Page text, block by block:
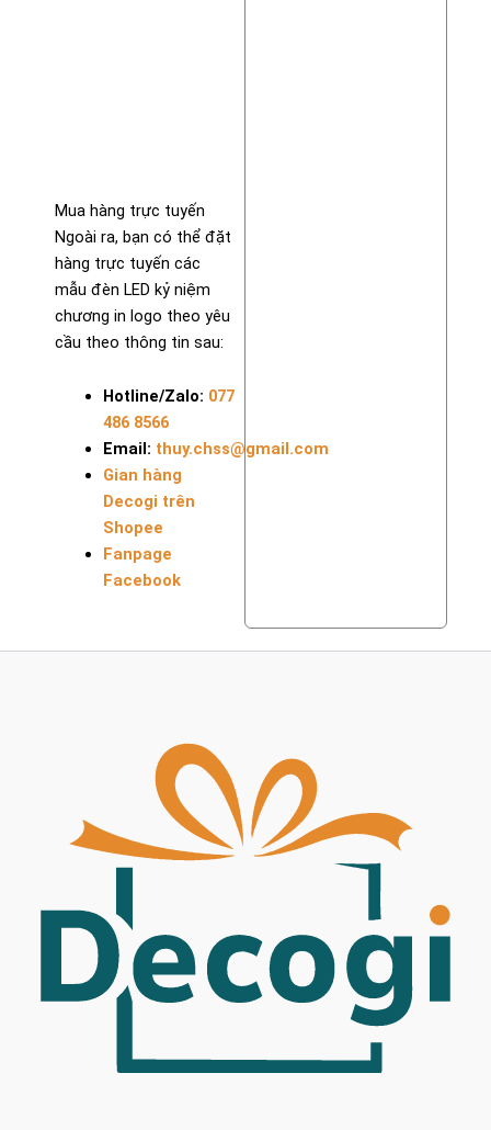
Mua hàng trực tuyến
Ngoài ra, bạn có thể đặt
hàng trực tuyến các
mẫu đèn LED kỷ niệm
chương in logo theo yêu
cầu theo thông tin sau:
Hotline/Zalo: 077
486 8566
Email: thuy.chss@gmail.com
Gian hàng
Decogi trên
Shopee
Fanpage
Facebook